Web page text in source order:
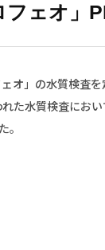
厨房関連
ェオ」
オ」の水質検査を
た水質検査にお
。